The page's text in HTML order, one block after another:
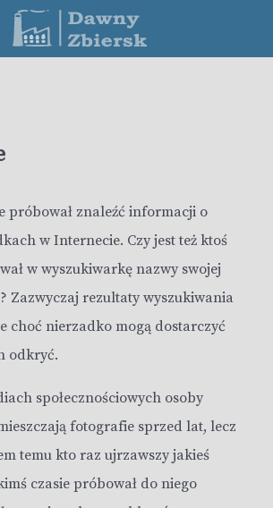
próbował znaleźć informacji o
w Internecie. Czy jest też ktoś
w wyszukiwarkę nazwy swojej
Zazwyczaj rezultaty wyszukiwania
choć nierzadko mogą dostarczyć
odkryć.
społecznościowych osoby
fotografie sprzed lat, lecz
temu kto raz ujrzawszy jakieś
czasie próbował do niego